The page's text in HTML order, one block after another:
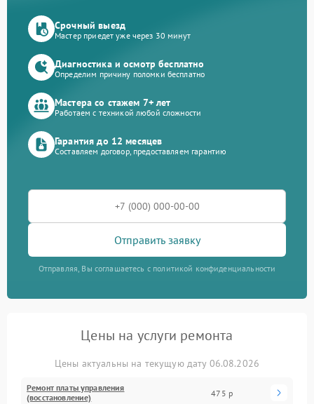
Срочный выезд
Мастер приедет уже через 30 минут
Диагностика и осмотр бесплатно
Определим причину поломки бесплатно
Мастера со стажем 7+ лет
Работаем с техникой любой сложности
Гарантия до 12 месяцев
Составляем договор, предоставляем гарантию
Отправить заявку
Отправляя, Вы соглашаетесь с политикой конфиденциальности
Цены на услуги ремонта
Цены актуальны на текущую дату 06.08.2026
Ремонт платы управления
(восстановление)
475 р